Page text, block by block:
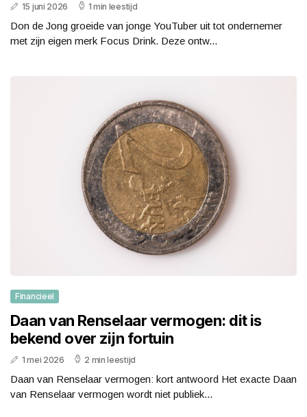
15 juni 2026 1 min leestijd
Don de Jong groeide van jonge YouTuber uit tot ondernemer
met zijn eigen merk Focus Drink. Deze ontw...
Financieel
Daan van Renselaar vermogen: dit is
bekend over zijn fortuin
1 mei 2026 2 min leestijd
Daan van Renselaar vermogen: kort antwoord Het exacte Daan
van Renselaar vermogen wordt niet publiek...